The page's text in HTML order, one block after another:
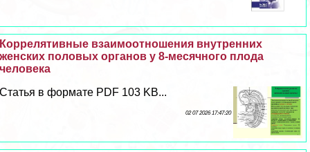
Коррелятивные взаимоотношения внутренних
женских пoлoвых органов у 8-мecячного плода
человека
Статья в формате PDF 103 KB...
02 07 2026 17:47:20